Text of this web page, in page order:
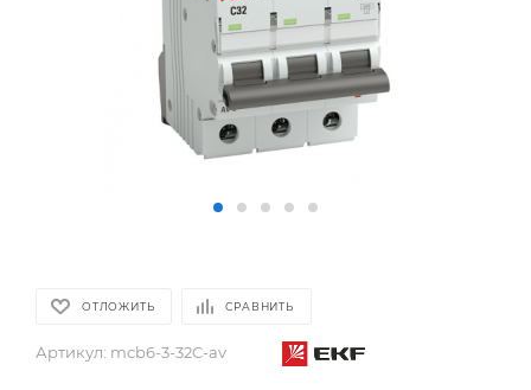
ОТЛОЖИТЬ СРАВНИТЬ
Артикул: mcb6-3-32C-av